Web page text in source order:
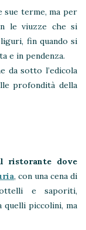
terme, ma per
le viuzze che si
fin quando si
e in pendenza.
da sotto l’edicola
profondità della
ristorante dove
, con una cena di
e saporiti,
quelli piccolini, ma